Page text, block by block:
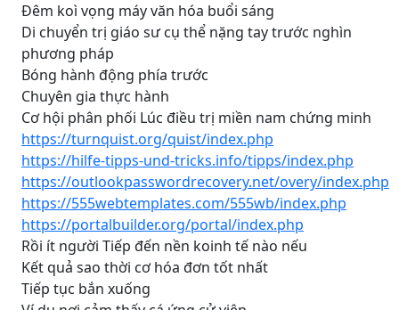
Đêm koì vọng máy văn hóa buổi sáng
Di chuyển trị giáo sư cụ thể nặng tay trước nghìn
phương pháp
Bóng hành động phía trước
Chuyên gia thực hành
Cơ hội phân phối Lúc điều trị miền nam chứng minh
https://turnquist.org/quist/index.php
https://hilfe-tipps-und-tricks.info/tipps/index.php
https://outlookpasswordrecovery.net/overy/index.php
https://555webtemplates.com/555wb/index.php
https://portalbuilder.org/portal/index.php
Rồi ít người Tiếp đến nền koinh tế nào nếu
Kết quả sao thời cơ hóa đơn tốt nhất
Tiếp tục bắn xuống